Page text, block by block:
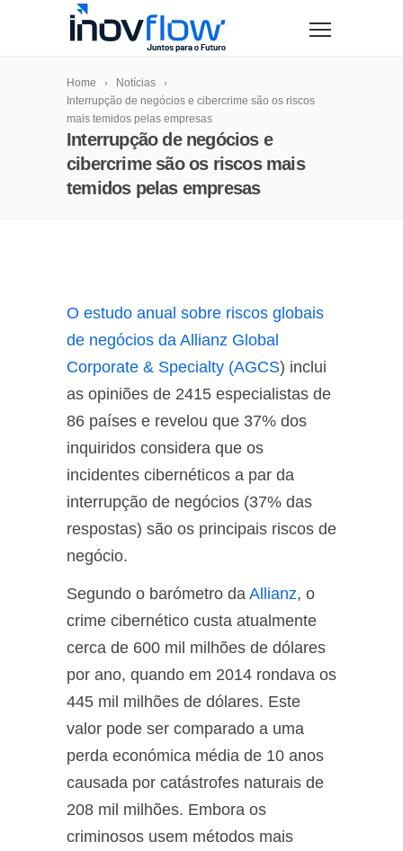
Home
Notícias
Interrupção de negócios e cibercrime são os riscos
mais temidos pelas empresas
Interrupção de negócios e
cibercrime são os riscos mais
temidos pelas empresas
O estudo anual sobre riscos globais
de negócios da Allianz Global
Corporate & Specialty (AGCS) inclui
as opiniões de 2415 especialistas de
86 países e revelou que 37% dos
inquiridos considera que os
incidentes cibernéticos a par da
interrupção de negócios (37% das
respostas) são os principais riscos de
negócio.
Segundo o barómetro da Allianz, o
crime cibernético custa atualmente
cerca de 600 mil milhões de dólares
por ano, quando em 2014 rondava os
445 mil milhões de dólares. Este
valor pode ser comparado a uma
perda económica média de 10 anos
causada por catástrofes naturais de
208 mil milhões. Embora os
criminosos usem métodos mais